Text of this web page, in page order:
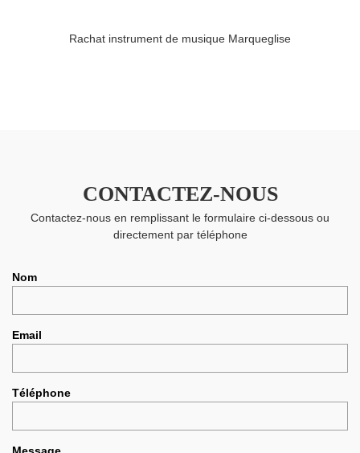
Rachat instrument de musique Marqueglise
CONTACTEZ-NOUS
Contactez-nous en remplissant le formulaire ci-dessous ou
directement par téléphone
Nom
Email
Téléphone